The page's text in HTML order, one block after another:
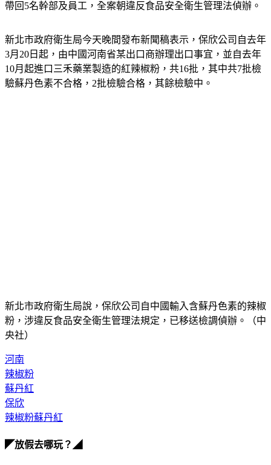
帶回5名幹部及員工，全案朝違反食品安全衛生管理法偵辦。
新北市政府衛生局今天晚間發布新聞稿表示，保欣公司自去年
3月20日起，由中國河南省某出口商辦理出口事宜，並自去年
10月起進口三禾藥業製造的紅辣椒粉，共16批，其中共7批檢
驗蘇丹色素不合格，2批檢驗合格，其餘檢驗中。
新北市政府衛生局說，保欣公司自中國輸入含蘇丹色素的辣椒
粉，涉違反食品安全衛生管理法規定，已移送檢調偵辦。（中
央社）
河南
辣椒粉
蘇丹紅
保欣
辣椒粉蘇丹紅
◤放假去哪玩？◢